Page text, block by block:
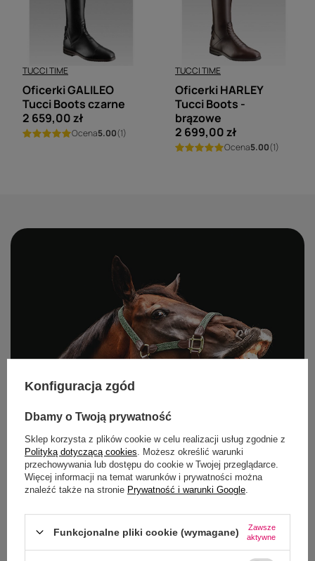
TUCCI TIME
Oficerki GALILEO
Tucci Boots czarne
2 659,00 zł
Ocena5.00(1)
TUCCI TIME
Oficerki HARLEY
Tucci Boots -
brązowe
2 699,00 zł
Ocena5.00(1)
Dołącz do #FebroTeam..!
Konfiguracja zgód
Dbamy o Twoją prywatność
Sklep korzysta z plików cookie w celu realizacji usług zgodnie z
Polityką dotyczącą cookies . Możesz określić warunki
przechowywania lub dostępu do cookie w Twojej przeglądarce.
Więcej informacji na temat warunków i prywatności można
znaleźć także na stronie Prywatność i warunki Google
Funkcjonalne pliki cookie (wymagane)
Zawsze
aktywne